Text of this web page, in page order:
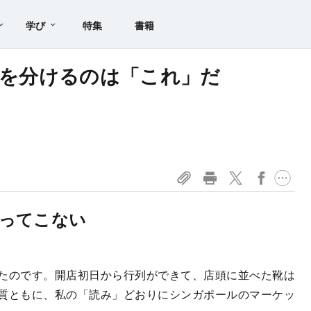
学び 特集 書籍
分けるのは「これ」だ
てこない
です。開店初日から行列ができて、店頭に並べた靴は
ともに、私の「読み」どおりにシンガポールのマーケッ